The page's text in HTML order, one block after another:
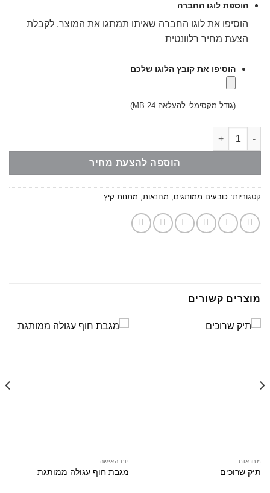
הוספת לוגו החברה
הוסיפו את לוגו החברה שאיתו תמתגו את המוצר, לקבלת
הצעת מחיר רלוונטית
הוסיפו את קובץ הלוגו שלכם
(גודל מקסימלי להעלאה 24 MB)
כמות של כובע מצחייה מכותנה סטון ווש (בד מיושן) - שחור
הוספה להצעת מחיר
קטגוריות: כובעים ממותגים מחנאות מתנות קיץ
מוצרים קשורים
מחנאות
תיק שרוכים
יום האישה
מגבת חוף עגולה ממותגת